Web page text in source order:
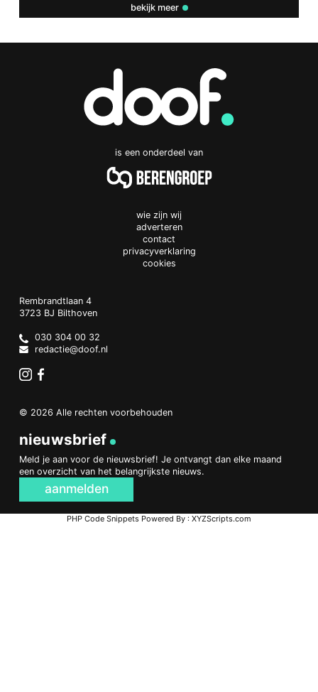
bekijk meer
is een onderdeel van
wie zijn wij
adverteren
contact
privacyverklaring
cookies
Doof.nl
work
Rembrandtlaan 4
3723 BJ Bilthoven
Netherlands
030 304 00 32
redactie@doof.nl
© 2026 Alle rechten voorbehouden
nieuwsbrief
Meld je aan voor de nieuwsbrief! Je ontvangt dan elke maand
een overzicht van het belangrijkste nieuws.
aanmelden
PHP Code Snippets Powered By : XYZScripts.com